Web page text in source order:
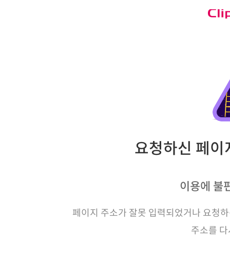
요청하신 페
이용에 불
페이지 주소가 잘못 입력되었거나 요청
주소를